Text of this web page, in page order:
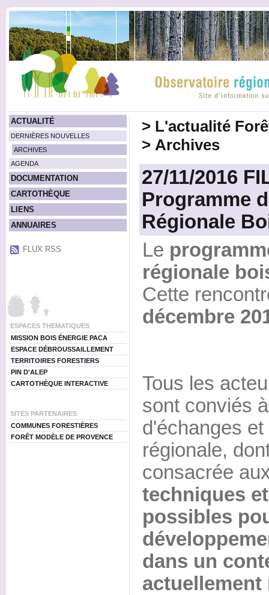
ACTUALITÉ
DERNIÈRES NOUVELLES
ARCHIVES
AGENDA
DOCUMENTATION
CARTOTHÈQUE
LIENS
ANNUAIRES
FLUX RSS
ESPACES THEMATIQUES
MISSION BOIS ÉNERGIE PACA
ESPACE DÉBROUSSAILLEMENT
TERRITOIRES FORESTIERS
PIN D'ALEP
CARTOTHÈQUE INTERACTIVE
SITES PARTENAIRES
COMMUNES FORESTIÈRES
FORÊT MODÈLE DE PROVENCE
> L'actualité
> Archives
27/11/2016
Programme
Régionale
Le
régionale
Cette
décembre
Tous les
sont conviés
d'échanges
régionale,
consacrée
techniques
possibles
dans un